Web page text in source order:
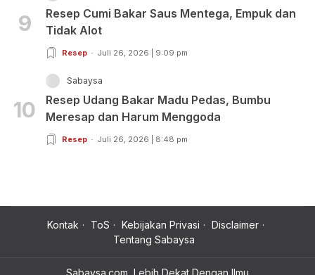
9
Resep Cumi Bakar Saus Mentega, Empuk dan
Tidak Alot
Resep Juli 26, 2026 | 9:09 pm
10
Sabaysa
Resep Udang Bakar Madu Pedas, Bumbu
Meresap dan Harum Menggoda
Resep Juli 26, 2026 | 8:48 pm
Kontak ToS Kebijakan Privasi
Disclaimer
Tentang Sabaysa
Sabaysa.com, Lebih Dekat Dengan Ilmu